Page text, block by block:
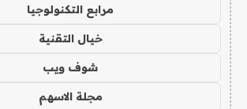
مرابع التكنولوجيا
خيال التقنية
شوف ويب
مجلة الاسهم